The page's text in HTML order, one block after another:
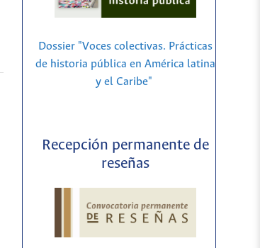
Dossier "Voces colectivas. Prácticas
de historia pública en América latina
y el Caribe"
Recepción permanente de
reseñas